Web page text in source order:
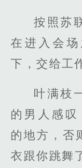
按照苏
在进入会
下，交给工
叶满枝
的男人感叹
的地方，否
衣跟你跳舞